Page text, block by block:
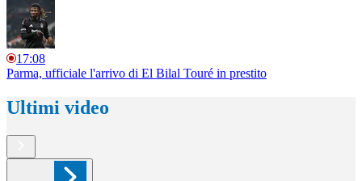
17:08
Parma, ufficiale l'arrivo di El Bilal Touré in prestito
Ultimi video